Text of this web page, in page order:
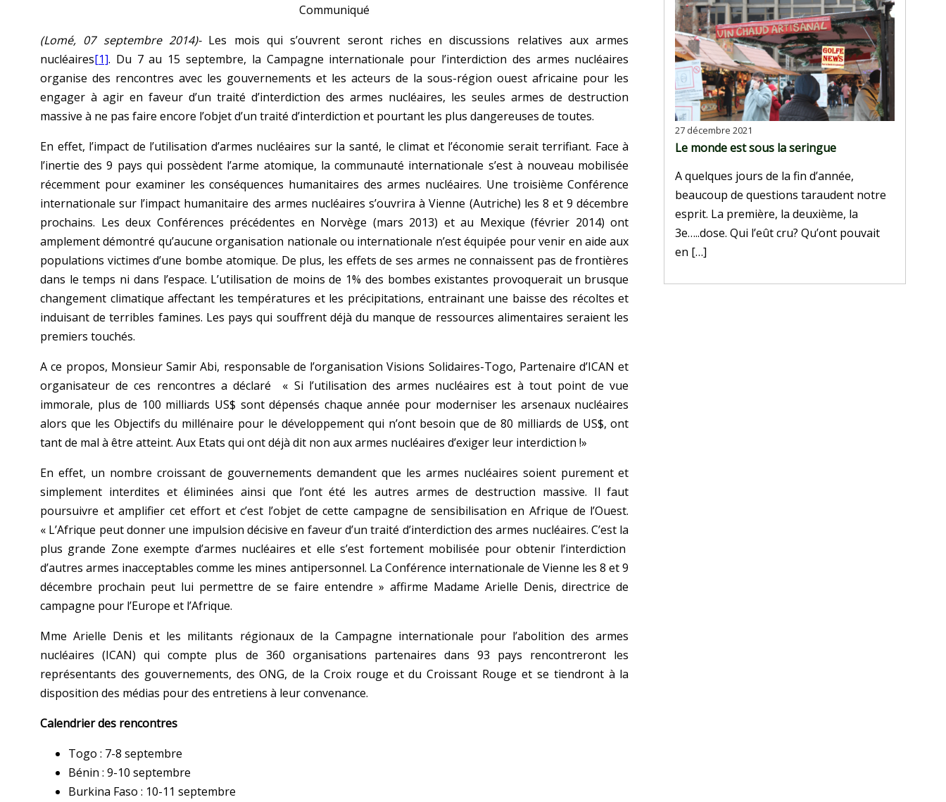
Communiqué
(Lomé, 07 septembre 2014)-Les mois qui s’ouvrent seront riches en discussions relatives aux armes
nucléaires[1]. Du 7 au 15 septembre, la Campagne internationale pour l’interdiction des armes nucléaires
organise des rencontres avec les gouvernements et les acteurs de la sous-région ouest africaine pour les
engager à agir en faveur d’un traité d’interdiction des armes nucléaires, les seules armes de destruction
massive à ne pas faire encore l’objet d’un traité d’interdiction et pourtant les plus dangereuses de toutes.
En effet, l’impact de l’utilisation d’armes nucléaires sur la santé, le climat et l’économie serait terrifiant. Face à
l’inertie des 9 pays qui possèdent l’arme atomique, la communauté internationale s’est à nouveau mobilisée
récemment pour examiner les conséquences humanitaires des armes nucléaires. Une troisième Conférence
internationale sur l’impact humanitaire des armes nucléaires s’ouvrira à Vienne (Autriche) les 8 et 9 décembre
prochains. Les deux Conférences précédentes en Norvège (mars 2013) et au Mexique (février 2014) ont
amplement démontré qu’aucune organisation nationale ou internationale n’est équipée pour venir en aide aux
populations victimes d’une bombe atomique. De plus, les effets de ses armes ne connaissent pas de frontières
dans le temps ni dans l’espace. L’utilisation de moins de 1% des bombes existantes provoquerait un brusque
changement climatique affectant les températures et les précipitations, entrainant une baisse des récoltes et
induisant de terribles famines. Les pays qui souffrent déjà du manque de ressources alimentaires seraient les
premiers touchés.
A ce propos, Monsieur Samir Abi, responsable de l’organisation Visions Solidaires-Togo, Partenaire d’ICAN et
organisateur de ces rencontres a déclaré « Si l’utilisation des armes nucléaires est à tout point de vue
immorale, plus de 100 milliards US$ sont dépensés chaque année pour moderniser les arsenaux nucléaires
alors que les Objectifs du millénaire pour le développement qui n’ont besoin que de 80 milliards de US$, ont
tant de mal à être atteint. Aux Etats qui ont déjà dit non aux armes nucléaires d’exiger leur interdiction !»
En effet, un nombre croissant de gouvernements demandent que les armes nucléaires soient purement et
simplement interdites et éliminées ainsi que l’ont été les autres armes de destruction massive. Il faut
poursuivre et amplifier cet effort et c’est l’objet de cette campagne de sensibilisation en Afrique de l’Ouest.
« L’Afrique peut donner une impulsion décisive en faveur d’un traité d’interdiction des armes nucléaires. C’est la
plus grande Zone exempte d’armes nucléaires et elle s’est fortement mobilisée pour obtenir l’interdiction
d’autres armes inacceptables comme les mines antipersonnel. La Conférence internationale de Vienne les 8 et 9
décembre prochain peut lui permettre de se faire entendre » affirme Madame Arielle Denis, directrice de
campagne pour l’Europe et l’Afrique.
Mme Arielle Denis et les militants régionaux de la Campagne internationale pour l’abolition des armes
nucléaires (ICAN) qui compte plus de 360 organisations partenaires dans 93 pays rencontreront les
représentants des gouvernements, des ONG, de la Croix rouge et du Croissant Rouge et se tiendront à la
disposition des médias pour des entretiens à leur convenance.
Calendrier des rencontres
Togo : 7-8 septembre
Bénin : 9-10 septembre
Burkina Faso : 10-11 septembre
27 décembre 2021
Le monde est sous la seringue
A quelques jours de la fin d’année,
beaucoup de questions taraudent notre
esprit. La première, la deuxième, la
3e…..dose. Qui l’eût cru? Qu’ont pouvait
en […]